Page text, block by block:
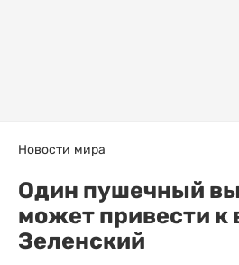
Новости мира
Один пушечный
может привести к
Зеленский